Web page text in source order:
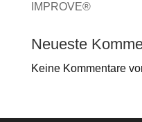
IMPROVE®
Neueste
Keine Kommentare